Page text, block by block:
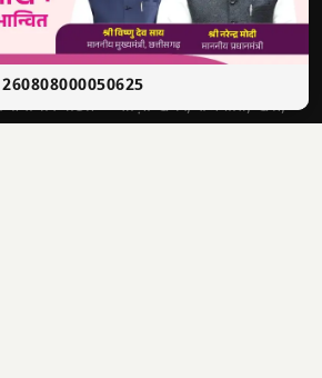
समाचार पोर्टल — ताज़ा खबरें, राजनीति, खेल,
260808000050625